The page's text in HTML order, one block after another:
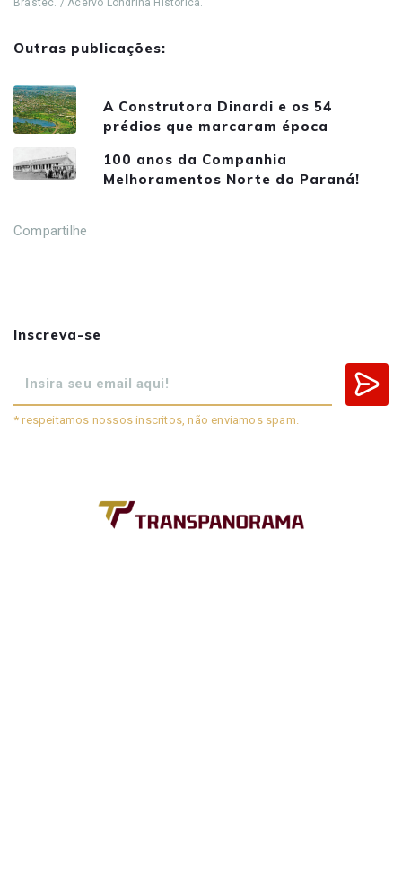
Brastec. / Acervo Londrina Histórica.
Outras publicações:
A Construtora Dinardi e os 54
prédios que marcaram época
100 anos da Companhia
Melhoramentos Norte do Paraná!
Compartilhe
Inscreva-se
* respeitamos nossos inscritos, não enviamos spam.